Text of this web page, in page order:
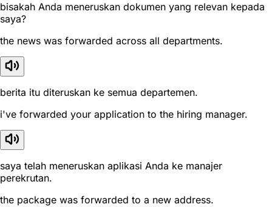
bisakah Anda meneruskan dokumen yang relevan kepada
saya?
the news was forwarded across all departments.
berita itu diteruskan ke semua departemen.
i've forwarded your application to the hiring manager.
saya telah meneruskan aplikasi Anda ke manajer
perekrutan.
the package was forwarded to a new address.